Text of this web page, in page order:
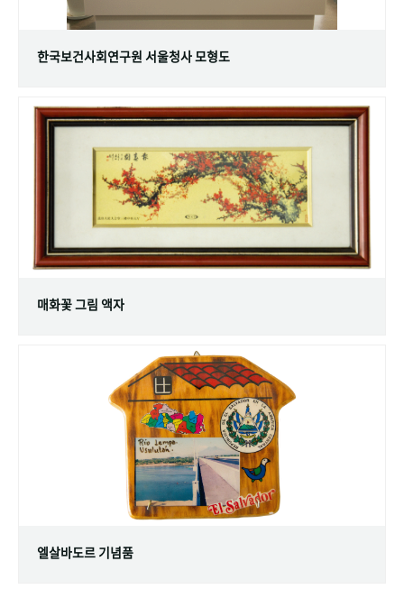
한국보건사회연구원 서울청사 모형도
매화꽃 그림 액자
엘살바도르 기념품